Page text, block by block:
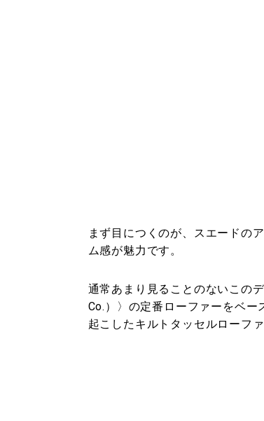
まず目につくのが、スエードの
ム感が魅力です。
通常あまり見ることのないこの
Co.）〉の定番ローファーをベ
起こしたキルトタッセルローフ